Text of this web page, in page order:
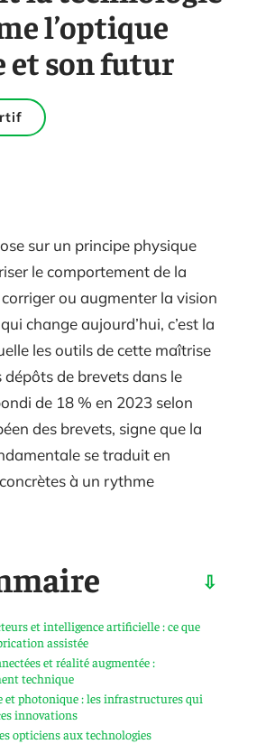
l’optique
et son futur
sur un principe physique
le comportement de la
ou augmenter la vision
change aujourd’hui, c’est la
les outils de cette maîtrise
dépôts de brevets dans le
de 18 % en 2023 selon
des brevets, signe que la
se traduit en
à un rythme
et intelligence artificielle : ce que
assistée
et réalité augmentée :
technique
et photonique : les infrastructures qui
innovations
opticiens aux technologies